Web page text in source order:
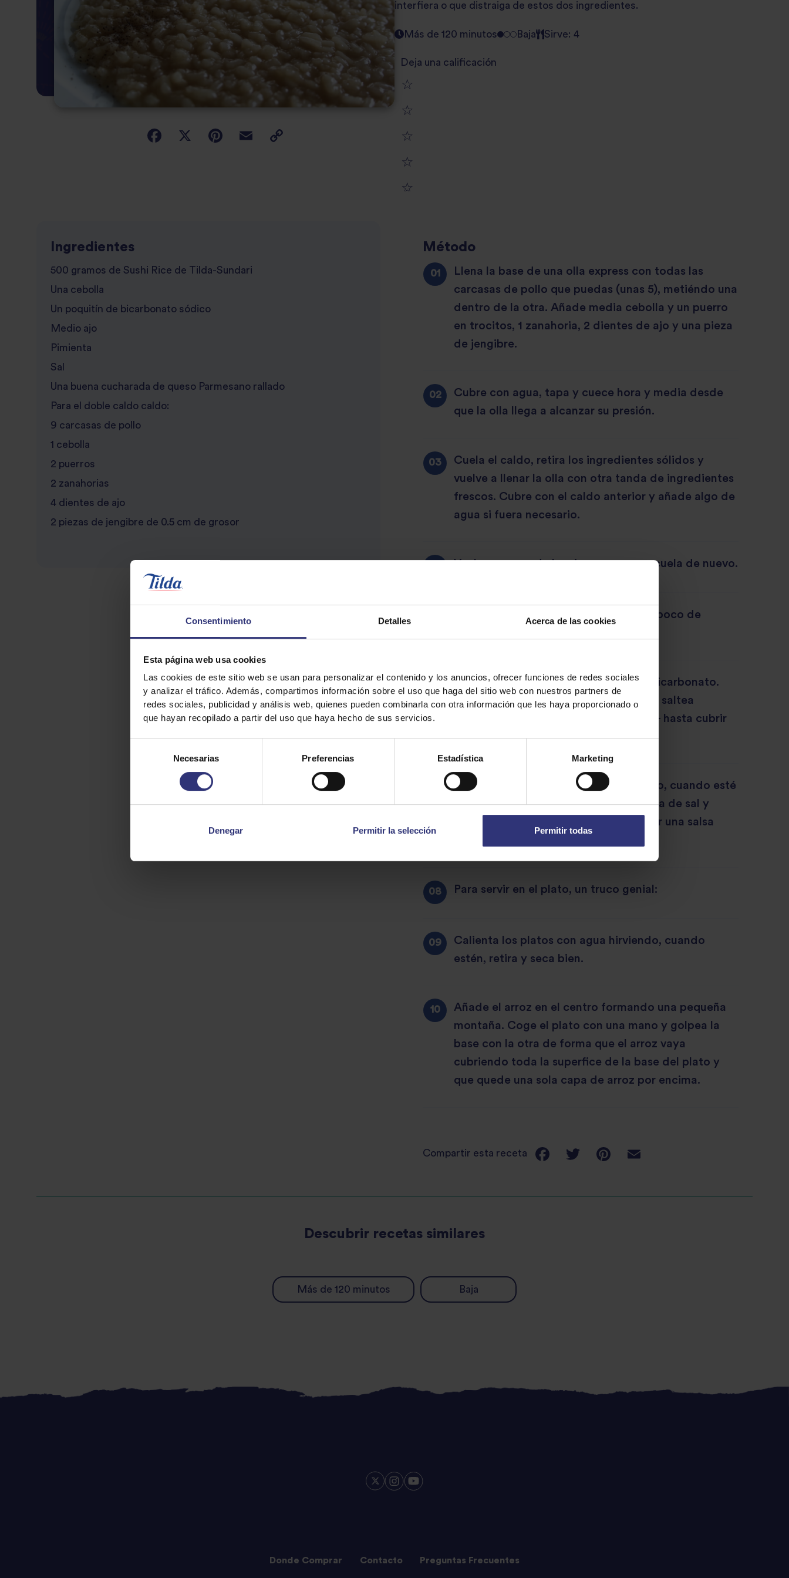
Consentimiento Detalles Acerca de las cookies
Esta página web usa cookies
Las cookies de este sitio web se usan para personalizar el contenido y los anuncios, ofrecer funciones de redes sociales
y analizar el tráfico. Además, compartimos información sobre el uso que haga del sitio web con nuestros partners de
redes sociales, publicidad y análisis web, quienes pueden combinarla con otra información que les haya proporcionado o
que hayan recopilado a partir del uso que haya hecho de sus servicios.
consentimiento
Necesarias Preferencias Estadística Marketing
Denegar Permitir la selección Permitir todas
interfiera o que distraiga de estos dos ingredientes.
Más de 120 minutos Baja Sirve: 4
Deja una calificación
review
Ingredientes
500 gramos de Sushi Rice de Tilda-Sundari
Una cebolla
Un poquitín de bicarbonato sódico
Medio ajo
Pimienta
Sal
Una buena cucharada de queso Parmesano rallado
Para el doble caldo caldo:
9 carcasas de pollo
1 cebolla
2 puerros
2 zanahorias
4 dientes de ajo
2 piezas de jengibre de 0.5 cm de grosor
Método
Llena la base de una olla express con todas las
carcasas de pollo que puedas (unas 5), metiéndo una
dentro de la otra. Añade media cebolla y un puerro
en trocitos, 1 zanahoria, 2 dientes de ajo y una pieza
de jengibre.
Cubre con agua, tapa y cuece hora y media desde
que la olla llega a alcanzar su presión.
Cuela el caldo, retira los ingredientes sólidos y
vuelve a llenar la olla con otra tanda de ingredientes
frescos. Cubre con el caldo anterior y añade algo de
agua si fuera necesario.
Vuelve a cocer de la misma manera y cuela de nuevo.
Sofríe la cebolla picada y el ajo en un poco de
Añade una puntita de un cuchillo de bicarbonato.
Cuando esté pochado, añade el arroz, saltea
ligeramente y añade caldo – caliente – hasta cubrir
con un dedo de caldo sobre el arroz.
Ve comprobando poco a poco el punto, cuando esté
prácticamente hecho , prueba, rectifica de sal y
añade el parmesano. Tiene que quedar una salsa
Para servir en el plato, un truco genial:
Calienta los platos con agua hirviendo, cuando
estén, retira y seca bien.
Añade el arroz en el centro formando una pequeña
montaña. Coge el plato con una mano y golpea la
base con la otra de forma que el arroz vaya
cubriendo toda la superfice de la base del plato y
que quede una sola capa de arroz por encima.
Compartir esta receta
Descubrir recetas similares
Más de 120 minutos Baja
Donde Comprar Contacto Preguntas Frecuentes